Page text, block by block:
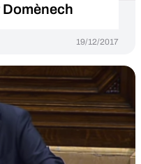
Domènech
19/12/2017